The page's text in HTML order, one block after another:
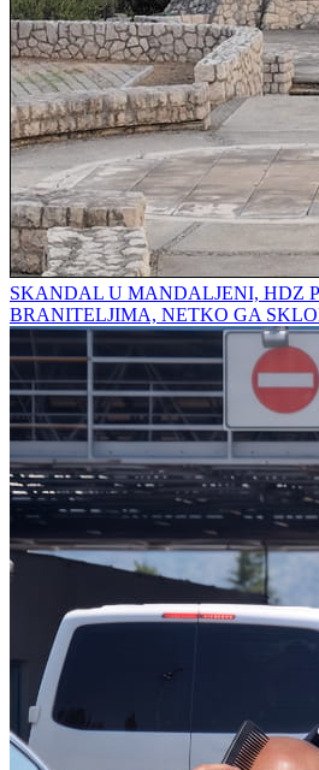
SKANDAL U MANDALJENI, HDZ
BRANITELJIMA, NETKO GA